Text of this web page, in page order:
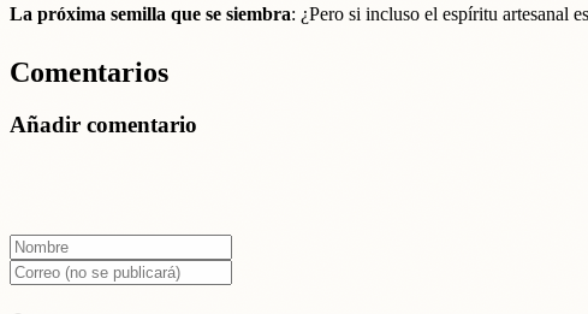
La próxima semilla que se siembra: ¿Pero si incluso el espíritu artesanal
Comentarios
Añadir comentario